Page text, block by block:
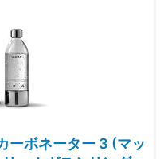
ーボネーター 3 (マッ